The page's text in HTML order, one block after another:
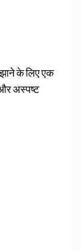
के लिए एक
अस्पष्ट